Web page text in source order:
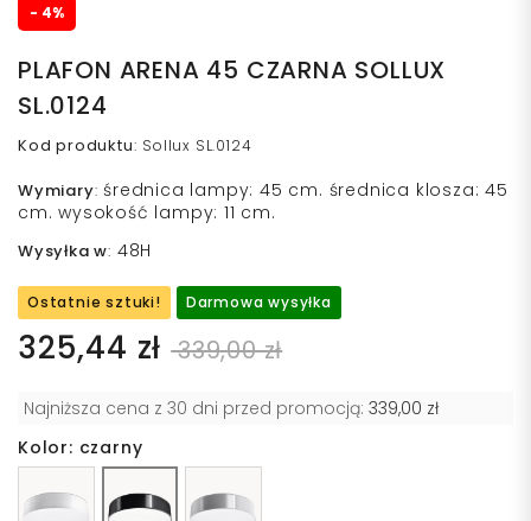
- 4%
PLAFON ARENA 45 CZARNA SOLLUX
SL.0124
Kod produktu: Sollux SL.0124
Wymiary: średnica lampy: 45 cm. średnica klosza: 45
cm. wysokość lampy: 11 cm.
Wysyłka w: 48H
Ostatnie sztuki! Darmowa wysyłka
325,44 zł 339,00 zł
Najniższa cena z 30 dni przed promocją: 339,00 zł
Kolor: czarny